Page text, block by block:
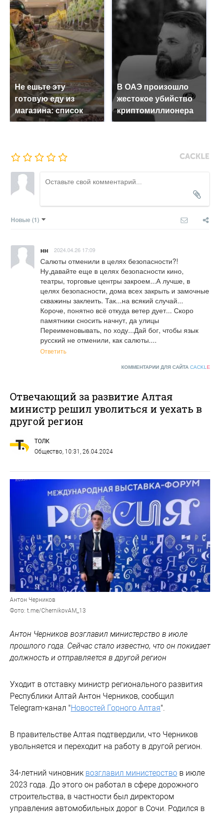
Не ешьте эту
готовую еду из
магазина: список
В ОАЭ произошло
жестокое убийство
криптомиллионера
Новые (1)
нн 2024.04.26 17:09
Салюты отменили в целях безопасности?!
Ну,давайте еще в целях безопасности кино,
театры, торговые центры закроем...А лучше, в
целях безопасности, дома всех закрыть и замочные
скважины заклеить. Так...на всякий случай...
Короче, понятно всё откуда ветер дует... Скоро
памятники сносить начнут, да улицы
Переименовывать, по ходу...Дай бог, чтобы язык
русский не отменили, как салюты....
Ответить
КОММЕНТАРИИ ДЛЯ САЙТА CACKL E
Отвечающий за развитие Алтая
министр решил уволиться и уехать в
другой регион
ТОЛК
Общество , 10:31, 26.04.2024
Антон Черников
Фото: t.me/ChernikovAM_13
Антон Черников возглавил министерство в июле
прошлого года. Сейчас стало известно, что он покидает
должность и отправляется в другой регион
Уходит в отставку министр регионального развития
Республики Алтай Антон Черников, сообщил
Telegram-канал "Новостей Горного Алтая".
В правительстве Алтая подтвердили, что Черников
увольняется и переходит на работу в другой регион.
34-летний чиновник возглавил министерство в июле
2023 года. До этого он работал в сфере дорожного
строительства, в частности был директором
управления автомобильных дорог в Сочи. Родился в